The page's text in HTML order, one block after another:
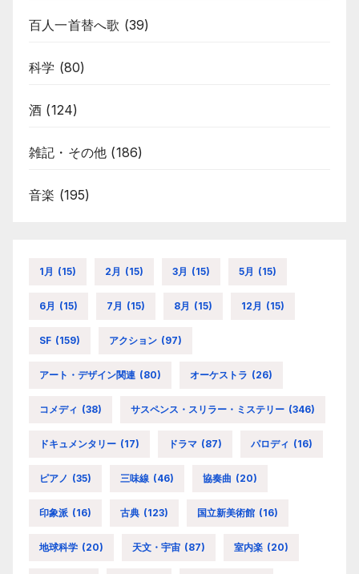
百人一首替へ歌 (39)
科学 (80)
酒 (124)
雑記・その他 (186)
音楽 (195)
1月 (15) 2月 (15) 3月 (15) 5月 (15)
6月 (15) 7月 (15) 8月 (15) 12月 (15)
SF (159) アクション (97)
アート・デザイン関連 (80) オーケストラ (26)
コメディ (38) サスペンス・スリラー・ミステリー (346)
ドキュメンタリー (17) ドラマ (87) パロディ (16)
ピアノ (35) 三味線 (46) 協奏曲 (20)
印象派 (16) 古典 (123) 国立新美術館 (16)
地球科学 (20) 天文・宇宙 (87) 室内楽 (20)